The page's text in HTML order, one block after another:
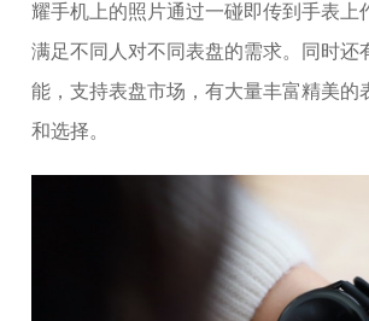
耀手机上的照片通过一碰即传到手表上
满足不同人对不同表盘的需求。同时还
能，支持表盘市场，有大量丰富精美的
和选择。